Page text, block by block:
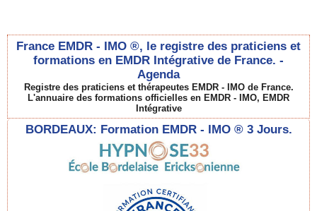
France EMDR - IMO ®, le registre des praticiens et
formations en EMDR Intégrative de France. -
Agenda
Registre des praticiens et thérapeutes EMDR - IMO de France.
L'annuaire des formations officielles en EMDR - IMO, EMDR
Intégrative
BORDEAUX: Formation EMDR - IMO ® 3 Jours.